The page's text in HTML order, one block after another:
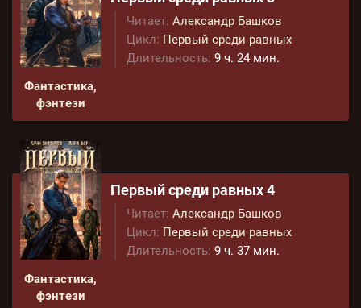
Фантастика,
фэнтези
Читает: Александр Башков
Цикл: Первый среди равных
Длительность: 9 ч. 24 мин.
Фантастика,
фэнтези
Первый среди равных 4
Читает: Александр Башков
Цикл: Первый среди равных
Длительность: 9 ч. 37 мин.